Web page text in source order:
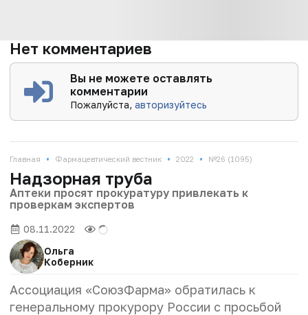
Нет комментариев
Вы не можете оставлять
комментарии
Пожалуйста,авторизуйтесь
Главная • Фармацевтический вестник • 2022 • №26 (1095)
Надзорная труба
Аптеки просят прокуратуру привлекать к
проверкам экспертов
08.11.2022
Ольга
Коберник
Ассоциация «СоюзФарма» обратилась к
генеральному прокурору России с просьбой